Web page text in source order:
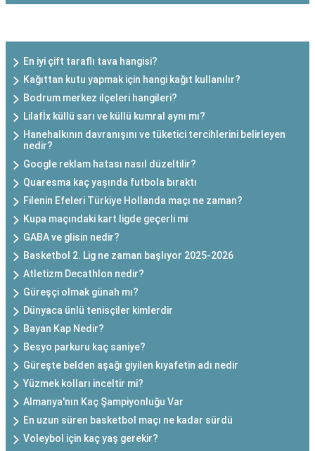
En iyi çift taraflı tava hangisi?
Kağıttan kutu yapmak için hangi kağıt kullanılır?
Bodrum merkez ilçeleri hangileri?
Lilafİx küllü sarı ve küllü kumral aynı mı?
Hanehalkının davranışını ve tüketici tercihlerini belirleyen
nedir?
Google reklam hatası nasıl düzeltilir?
Quaresma kaç yaşında futbola bıraktı
Filenin Efeleri Türkiye Hollanda maçı ne zaman?
Kupa maçındaki kart ligde geçerli mi
GABA ve glisin nedir?
Basketbol 2. Lig ne zaman başlıyor 2025-2026
Atletizm Decathlon nedir?
Güreşçi olmak günah mı?
Dünyaca ünlü tenisçiler kimlerdir
Bayan Kap Nedir?
Besyo parkuru kaç saniye?
Güreşte belden aşağı giyilen kıyafetin adı nedir
Yüzmek kolları inceltir mi?
Almanya'nın Kaç Şampiyonluğu Var
En uzun süren basketbol maçı ne kadar sürdü
Voleybol için kaç yaş gerekir?